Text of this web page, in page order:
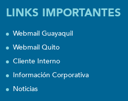
LINKS IMPORTANTES
Webmail Guayaquil
Webmail Quito
Cliente Interno
Información Corporativa
Noticias